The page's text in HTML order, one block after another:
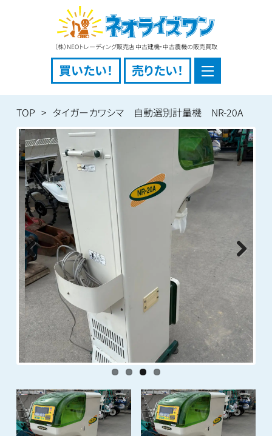
（株）NEOトレーディング販売店 中古建機・中古農機の販売買取
買いたい！ 売りたい！
TOP タイガーカワシマ 自動選別計量機 NR-20A
Previous Next